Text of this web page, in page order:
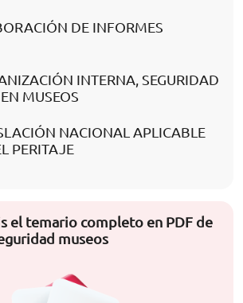
DE INFORMES
INTERNA, SEGURIDAD
MUSEOS
NACIONAL APLICABLE
PERITAJE
el temario completo en PDF de
museos